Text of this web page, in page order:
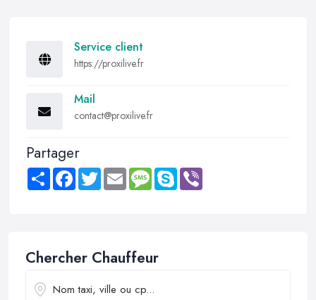
Service client
https://proxilive.fr
Mail
contact@proxilive.fr
Partager
Share FacebookTwitter Email MessageSkype
Chercher Chauffeur